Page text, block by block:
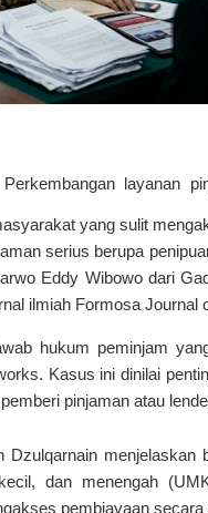
Perkembangan layanan
yang sulit
serius berupa
Eddy Wibowo dari
ilmiah Formosa Journal
hukum peminjam
Kasus ini dinilai
pinjaman atau
Dzulqarnain
dan menengah
pembiayaan